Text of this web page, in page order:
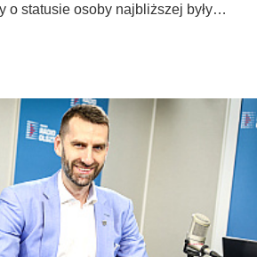
o statusie osoby najbliższej były…